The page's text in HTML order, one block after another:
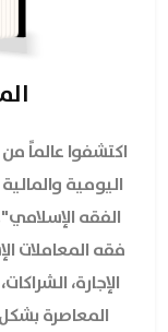
اكتشفوا عالماً
اليومية
الفقه
فقه المعاملات
الإجارة،
المعاصرة